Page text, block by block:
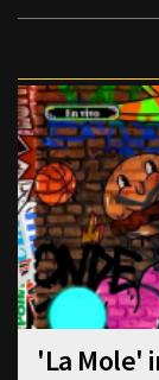
'La Mole'